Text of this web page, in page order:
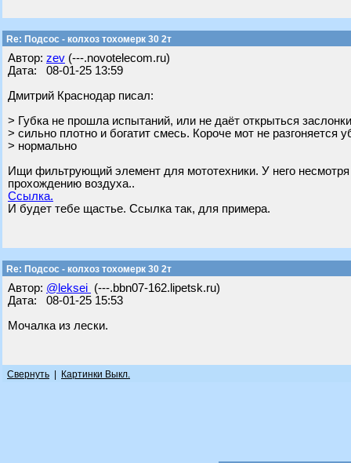
Re: Подсос - колхоз тохомерк 30 2т
Автор: zev (---.novotelecom.ru)
Дата: 08-01-25 13:59
Дмитрий Краснодар писал:
> Губка не прошла испытаний, или не даёт открыться
> сильно плотно и богатит смесь. Короче мот не разгоняется
> нормально
Ищи фильтрующий элемент для мототехники. У него
прохождению воздуха..
Ссылка.
И будет тебе щастье. Ссылка так, для примера.
Re: Подсос - колхоз тохомерк 30 2т
Автор: @leksei (---.bbn07-162.lipetsk.ru)
Дата: 08-01-25 15:53
Мочалка из лески.
Свернуть Картинки Выкл.